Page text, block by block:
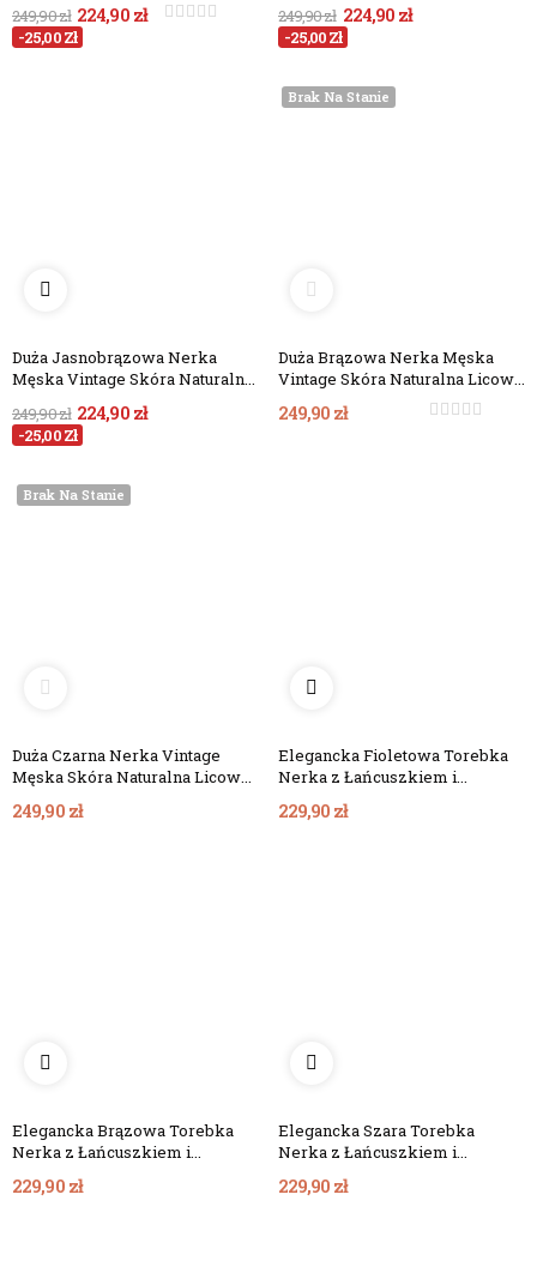
249,90 zł 224,90 zł
-25,00 Zł
249,90 zł 224,90 zł
-25,00 Zł
Duża Jasnobrązowa Nerka
Męska Vintage Skóra Naturalna
249,90 zł 224,90 zł
-25,00 Zł
Brak Na Stanie
Duża Brązowa Nerka Męska
Vintage Skóra Naturalna Licowa
249,90 zł
Brak Na Stanie
Duża Czarna Nerka Vintage
Męska Skóra Naturalna Licowa
249,90 zł
Elegancka Fioletowa Torebka
Nerka z Łańcuszkiem i
Chwostem Skóra Zamszowa...
229,90 zł
Elegancka Brązowa Torebka
Nerka z Łańcuszkiem i
Chwostem Skóra Zamszowa...
229,90 zł
Elegancka Szara Torebka
Nerka z Łańcuszkiem i
Chwostem Skóra Zamszowa
Taupe...
229,90 zł